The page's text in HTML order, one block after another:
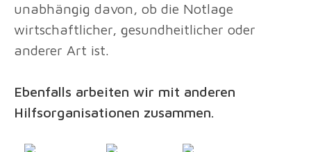
unabhängig davon, ob die Notlage
wirtschaftlicher, gesundheitlicher oder
anderer Art ist.
Ebenfalls arbeiten wir mit anderen
Hilfsorganisationen zusammen.